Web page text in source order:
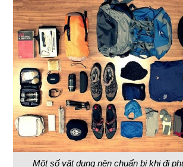
Một số vật dụng nên chuẩn bị khi đi